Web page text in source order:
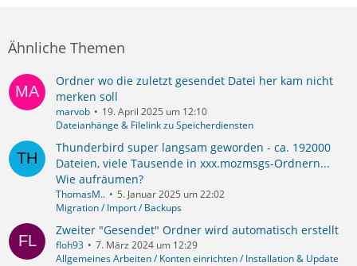
Ähnliche Themen
Ordner wo die zuletzt gesendet Datei her kam nicht
merken soll
marvob
19. April 2025 um 12:10
Dateianhänge & Filelink zu Speicherdiensten
Thunderbird super langsam geworden - ca. 192000
Dateien, viele Tausende in xxx.mozmsgs-Ordnern...
Wie aufräumen?
ThomasM..
5. Januar 2025 um 22:02
Migration / Import / Backups
Zweiter "Gesendet" Ordner wird automatisch erstellt
floh93
7. März 2024 um 12:29
Allgemeines Arbeiten / Konten einrichten / Installation & Update